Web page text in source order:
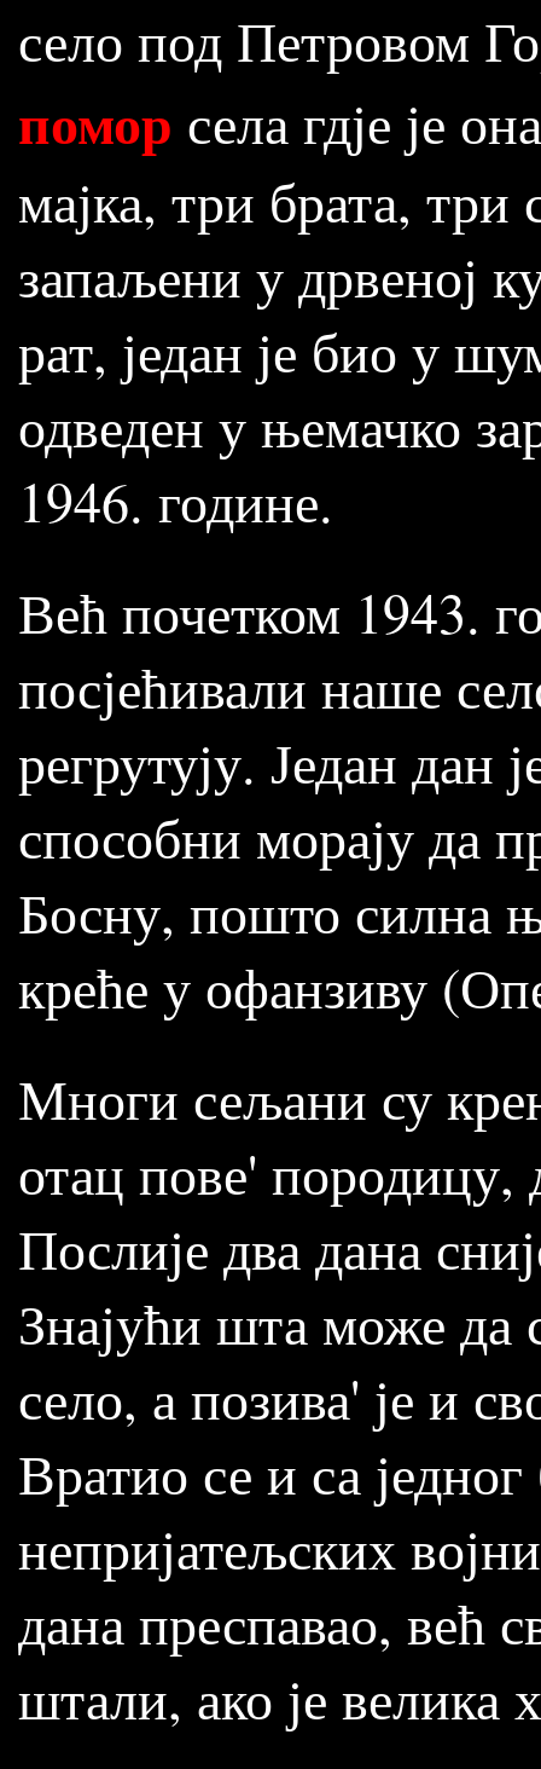
село под Петровом
помор села гдје је
мајка, три брата,
запаљени у дрвеној
рат, један је био у
одведен у њемачко
1946. године.
Већ почетком 1943.
посјећивали наше
регрутују. Један дан
способни морају да
Босну, пошто силна
креће у офанзиву
Многи сељани су
отац пове' породицу,
Послије два дана
Знајући шта може да
село, а позива' је и
Вратио се и са
непријатељских
дана преспавао, већ
штали, ако је велика